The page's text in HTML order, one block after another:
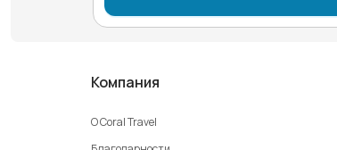
Компания
О Coral Travel